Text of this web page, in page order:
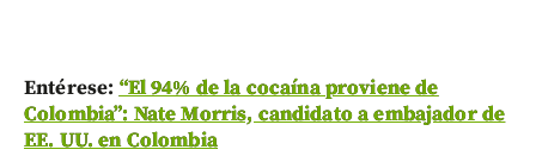
Entérese:“El 94% de la cocaína proviene de
Colombia”: Nate Morris, candidato a embajador de
EE. UU. en Colombia